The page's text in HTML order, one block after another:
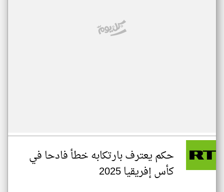
حكم يعترف بارتكابه خطأ فادحا في
كأس إفريقيا 2025